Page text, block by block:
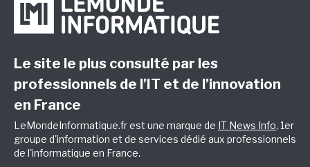
Le site le plus consulté par les
professionnels de l’IT et de l’innovation
en France
LeMondeInformatique.fr est une marque de IT News Info, 1er
groupe d'information et de services dédié aux professionnels
de l'informatique en France.